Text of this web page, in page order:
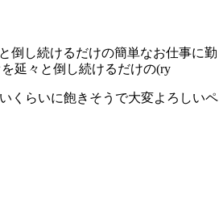
倒し続けるだけの簡単なお仕事に勤
延々と倒し続けるだけの(ry
くらいに飽きそうで大変よろしいペ